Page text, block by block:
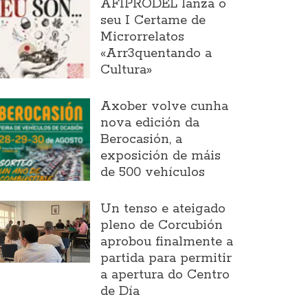
AFIPRODEL lanza o
seu I Certame de
Microrrelatos
«Arr3quentando a
Cultura»
Axober volve cunha
nova edición da
Berocasión, a
exposición de máis
de 500 vehículos
Un tenso e ateigado
pleno de Corcubión
aprobou finalmente a
partida para permitir
a apertura do Centro
de Día